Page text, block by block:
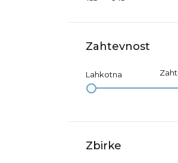
Zahtevnost
Lahkotna
Zbirke